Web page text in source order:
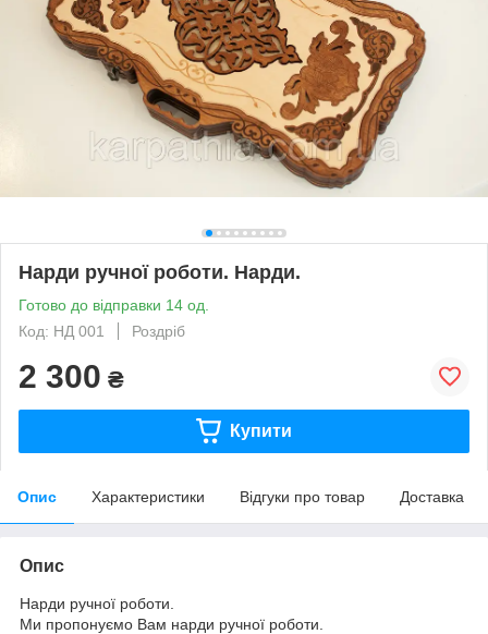
Нарди ручної роботи. Нарди.
Готово до відправки 14 од.
Код: НД 001
Роздріб
2 300 ₴
Купити
Опис Характеристики Відгуки про товар Доставка
Опис
Нарди ручної роботи.
Ми пропонуємо Вам нарди ручної роботи.